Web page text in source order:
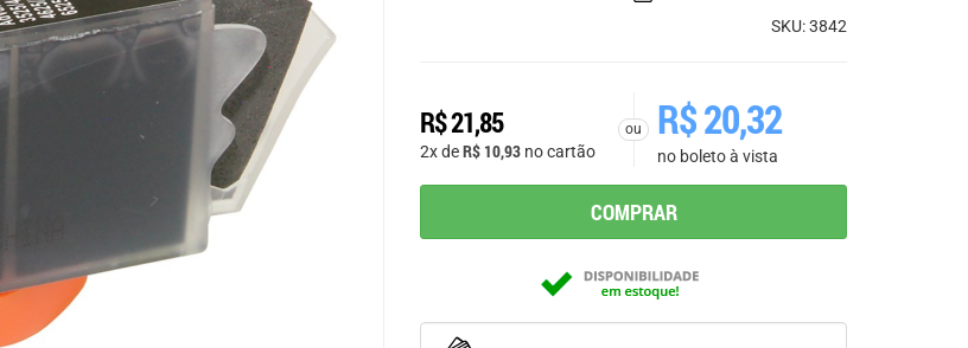
SKU: 3842
R$21,85
2x deR$ 10,93 no cartão
ou R$20,32
no boleto à vista
COMPRAR